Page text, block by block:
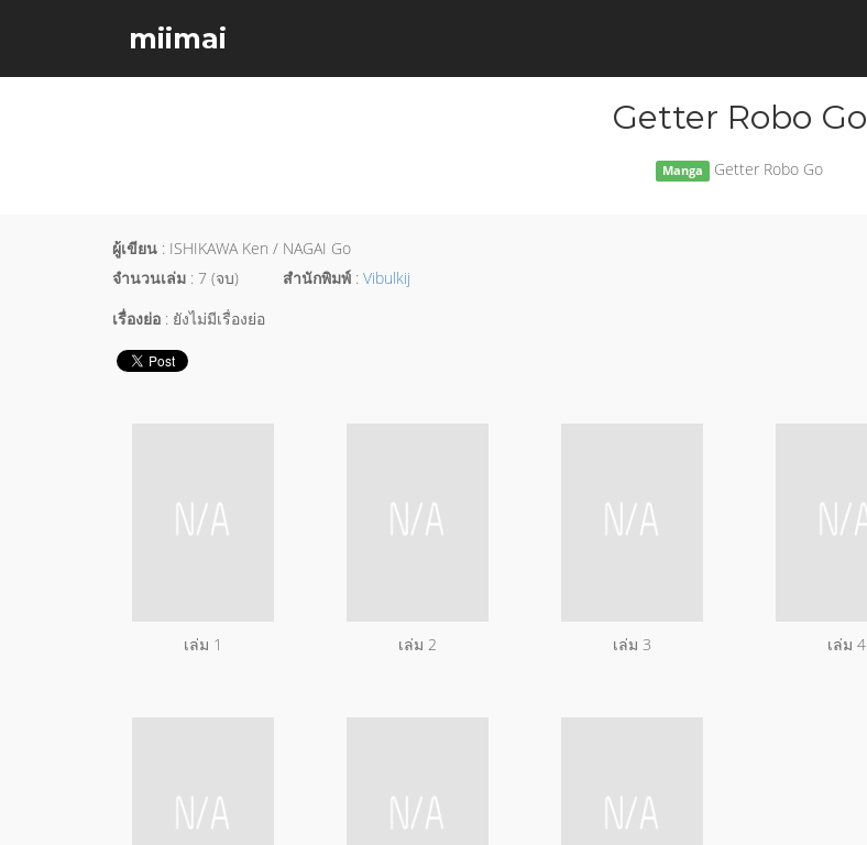
miimai
Getter Robo Go
Manga Getter Robo Go
ผู้เขียน : ISHIKAWA Ken / NAGAI Go
จำนวนเล่ม : 7 (จบ) สำนักพิมพ์ : Vibulkij
เรื่องย่อ : ยังไม่มีเรื่องย่อ
เล่ม 1 เล่ม 2 เล่ม 3 เล่ม 4